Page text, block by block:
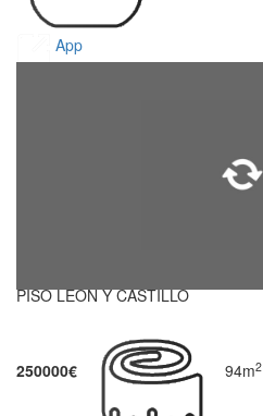
App
PISO LEON Y CASTILLO
250000€ 94m2